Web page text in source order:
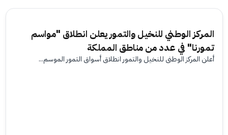
المركز الوطني للنخيل والتمور يعلن انطلاق "مواسم
تمورنا" في عدد من مناطق المملكة
أعلن المركز الوطني للنخيل والتمور انطلاق أسواق التمور الموسم...